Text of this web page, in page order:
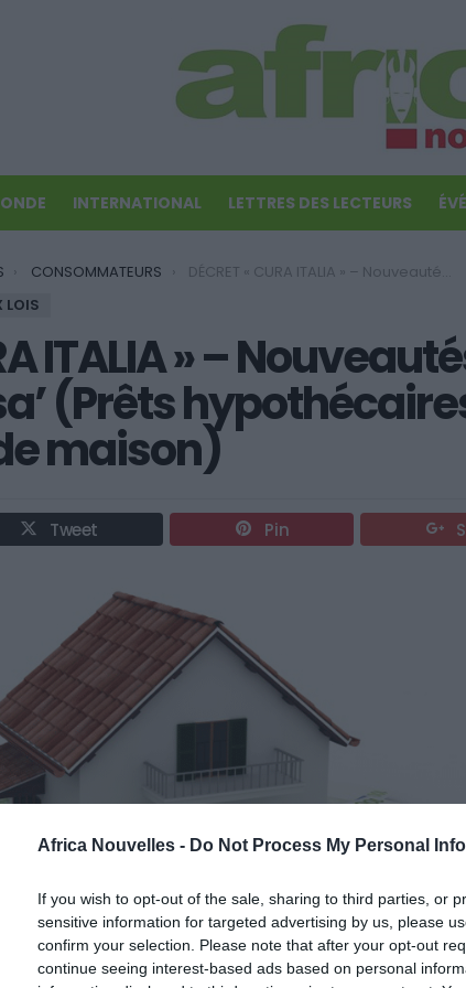
Africa Nouvelles - Do Not Process My Personal
If you wish to opt-out of the sale, sharing to third parties, or
sensitive information for targeted advertising by us, please
confirm your selection. Please note that after your opt-out
continue seeing interest-based ads based on personal
INTERNATIONAL LETTRES DES LECTEURS
CONSOMMATEURS
DÉCRET « CURA ITALIA » – Nouveautés sur le ‘Mutuo Casa’ (Prêts hypothécaires pour l’achat de maison)
LOIS
ITALIA » –
(Prêts
maison)
Tweet Pin